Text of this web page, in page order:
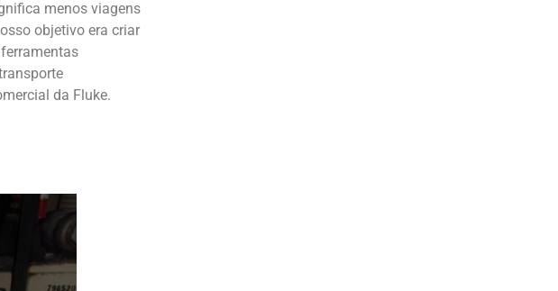
menos viagens
objetivo era criar
da Fluke.